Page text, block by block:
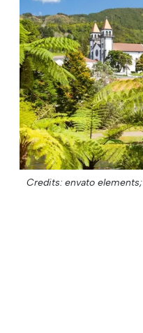
Credits: envato elements;